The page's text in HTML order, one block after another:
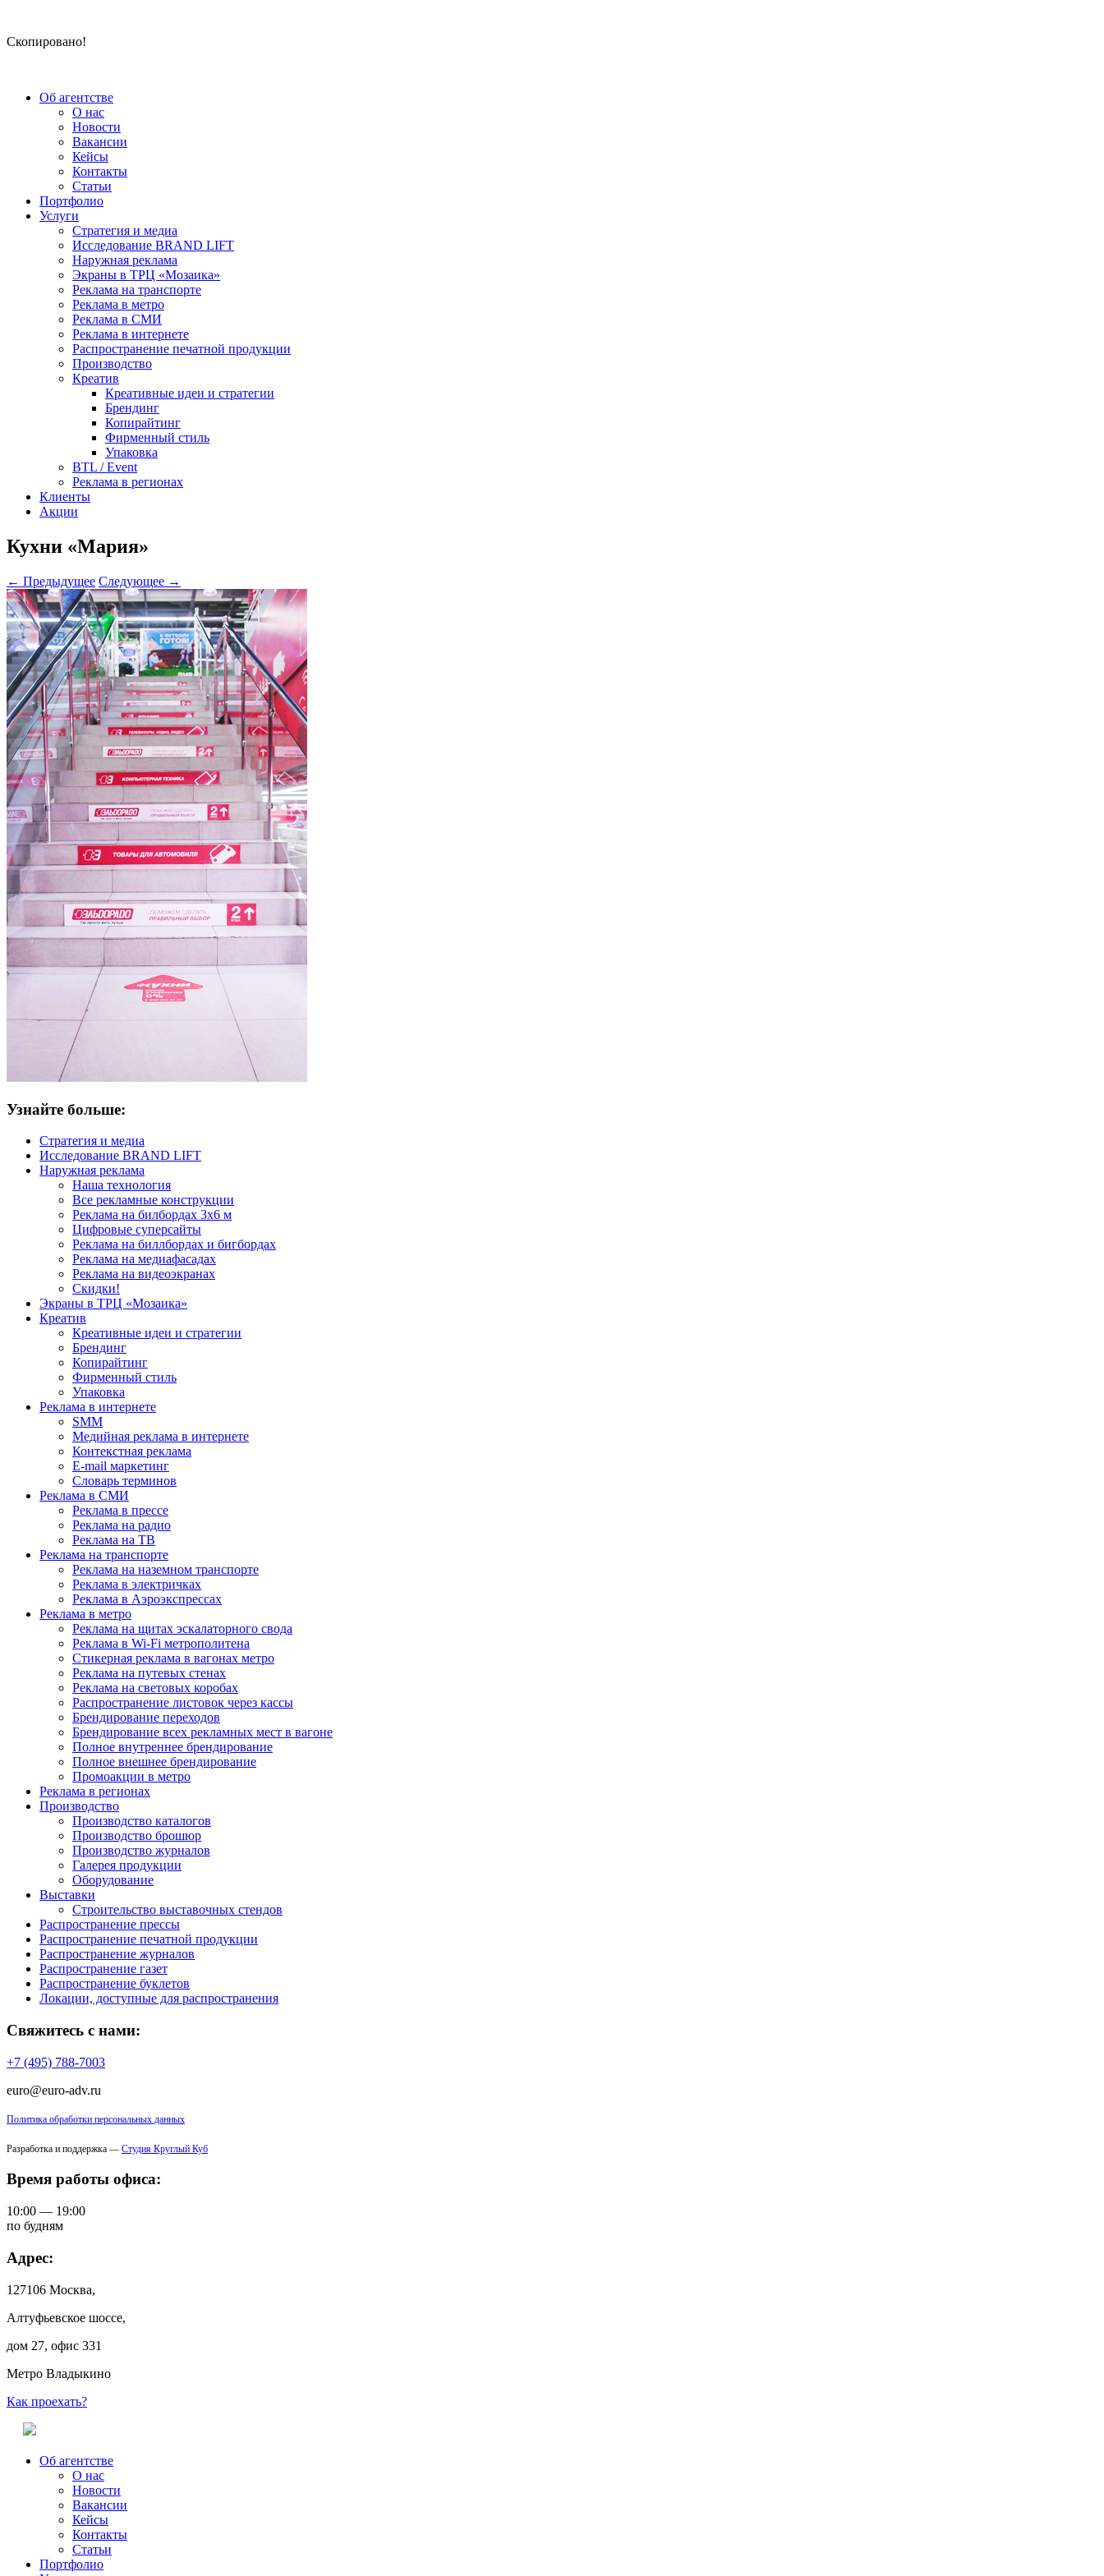
Скопировано!
Об агентстве
О нас
Новости
Вакансии
Кейсы
Контакты
Статьи
Портфолио
Услуги
Стратегия и медиа
Исследование BRAND LIFT
Наружная реклама
Экраны в ТРЦ «Мозаика»
Реклама на транспорте
Реклама в метро
Реклама в СМИ
Реклама в интернете
Распространение печатной продукции
Производство
Креатив
Креативные идеи и стратегии
Брендинг
Копирайтинг
Фирменный стиль
Упаковка
BTL / Event
Реклама в регионах
Клиенты
Акции
Кухни «Мария»
← Предыдущее Следующее →
Узнайте больше:
Стратегия и медиа
Исследование BRAND LIFT
Наружная реклама
Наша технология
Все рекламные конструкции
Реклама на билбордах 3х6 м
Цифровые суперсайты
Реклама на биллбордах и бигбордах
Реклама на медиафасадах
Реклама на видеоэкранах
Скидки!
Экраны в ТРЦ «Мозаика»
Креатив
Креативные идеи и стратегии
Брендинг
Копирайтинг
Фирменный стиль
Упаковка
Реклама в интернете
SMM
Медийная реклама в интернете
Контекстная реклама
E-mail маркетинг
Словарь терминов
Реклама в СМИ
Реклама в прессе
Реклама на радио
Реклама на ТВ
Реклама на транспорте
Реклама на наземном транспорте
Реклама в электричках
Реклама в Аэроэкспрессах
Реклама в метро
Реклама на щитах эскалаторного свода
Реклама в Wi-Fi метрополитена
Стикерная реклама в вагонах метро
Реклама на путевых стенах
Реклама на световых коробах
Распространение листовок через кассы
Брендирование переходов
Брендирование всех рекламных мест в вагоне
Полное внутреннее брендирование
Полное внешнее брендирование
Промоакции в метро
Реклама в регионах
Производство
Производство каталогов
Производство брошюр
Производство журналов
Галерея продукции
Оборудование
Выставки
Строительство выставочных стендов
Распространение прессы
Распространение печатной продукции
Распространение журналов
Распространение газет
Распространение буклетов
Локации, доступные для распространения
Свяжитесь с нами:
+7 (495) 788-7003
euro@euro-adv.ru
Политика обработки персональных данных
Разработка и поддержка — Студия Круглый Куб
Время работы офиса:
10:00 — 19:00
по будням
Адрес:
127106 Москва,
Алтуфьевское шоссе,
дом 27, офис 331
Метро Владыкино
Как проехать?
Об агентстве
О нас
Новости
Вакансии
Кейсы
Контакты
Статьи
Портфолио